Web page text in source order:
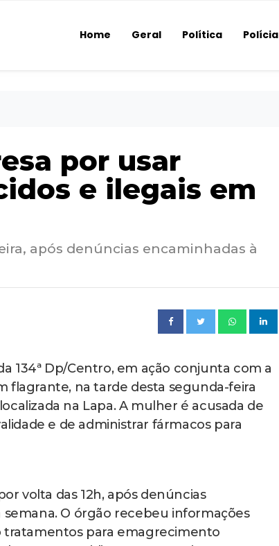
Home Geral Política Polícia
por usar
e ilegais em
após denúncias encaminhadas à
134ª Dp/Centro, em ação conjunta com a
flagrante, na tarde desta segunda-feira
na Lapa. A mulher é acusada de
e de administrar fármacos para
volta das 12h, após denúncias
O órgão recebeu informações
tratamentos para emagrecimento